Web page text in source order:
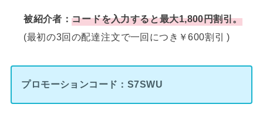
被紹介者：コ⁠ー⁠ド⁠を入力する⁠と⁠最大1,800円割引。
(最⁠初⁠の3回⁠の配⁠達⁠注⁠文⁠で一回につき￥600割⁠引 )
プロモーションコード：S7SWU